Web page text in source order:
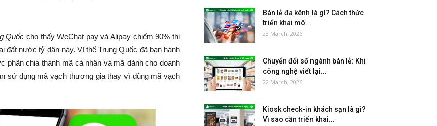
Quốc cho thấy WeChat pay và Alipay chiếm 90% thị
đất nước tỷ dân này. Vì thế Trung Quốc đã ban hành
chia thành mã cá nhân và mã dành cho doanh
sử dụng mã vạch thương gia thay vì dùng mã vạch
Bán lẻ đa kênh là gì? Cách thức
triển khai mô...
23 March, 2026
Chuyển đổi số ngành bán lẻ: Khi
công nghệ viết lại...
22 March, 2026
Kiosk check-in khách sạn là gì?
Vì sao cần triển khai...